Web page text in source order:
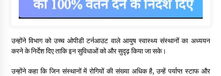
उन्होंने विभाग को उच्च ओपीडी टर्नआउट वाले आयुष स्वास्थ्य संस्थानों का अध्ययन
करने के निर्देश दिए ताकि इन सुविधाओं को और सुदृढ़ किया जा सके।
उन्होंने कहा कि जिन संस्थानों में रोगियों की संख्या अधिक है, उन्हें पर्याप्त स्टाफ और